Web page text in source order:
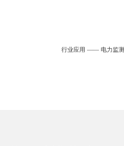
行业应用 —— 电力监测